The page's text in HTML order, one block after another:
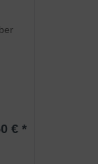
€ *